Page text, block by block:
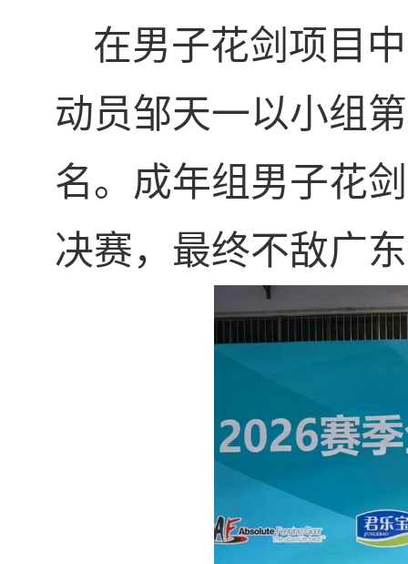
在男子花剑项目
动员邹天一以小组
名。成年组男子花
决赛，最终不敌广